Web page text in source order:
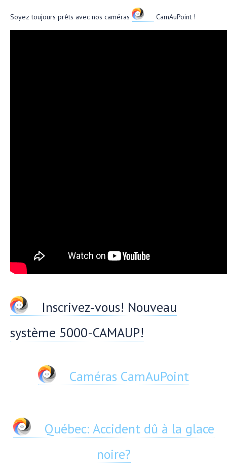
Soyez toujours prêts avec nos caméras CamAuPoint !
Inscrivez-vous! Nouveau
système 5000-CAMAUP!
Caméras CamAuPoint
Québec: Accident dû à la glace
noire?